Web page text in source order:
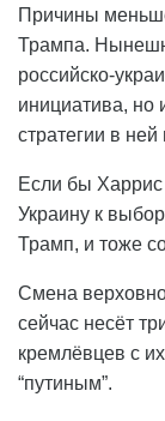
Причины
Трампа.
российско-
инициатива, но
стратегии в
Если бы Харрис
Украину к
Трамп, и тоже
Смена
сейчас несёт
кремлёвцев с
“путиным”.